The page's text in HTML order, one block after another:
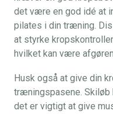
det være en god idé at
pilates i din træning.
at styrke
hvilket kan være
Husk også at give din
træningspasene. Skiløb
det er vigtigt at give